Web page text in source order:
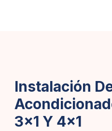
Instalación
3x1 Y 4x1